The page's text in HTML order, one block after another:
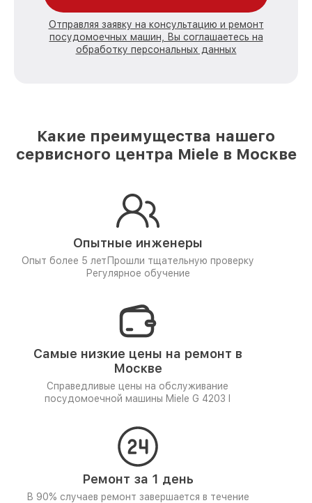
Отправляя заявку на консультацию и ремонт
посудомоечных машин, Вы соглашаетесь на
обработку персональных данных
Какие преимущества нашего
сервисного центра Miele в Москве
Опытные инженеры
Опыт более 5 лет Прошли тщательную проверку
Регулярное обучение
Самые низкие цены на ремонт в
Москве
Справедливые цены на обслуживание
посудомоечной машины Miele G 4203 I
Ремонт за 1 день
В 90% случаев ремонт завершается в течение